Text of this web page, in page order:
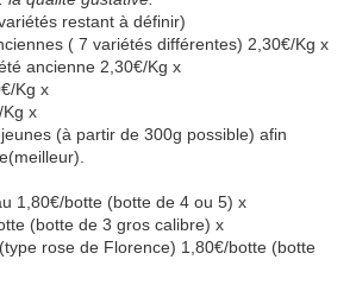
restant à définir)
( 7 variétés différentes) 2,30€/Kg x
ancienne 2,30€/Kg x
Kg x
x
(à partir de 300g possible) afin
1,80€/botte (botte de 4 ou 5) x
(botte de 3 gros calibre) x
rose de Florence) 1,80€/botte (botte